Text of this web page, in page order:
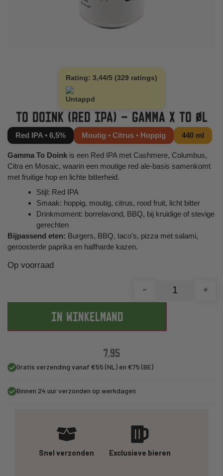
Rating: 3,44/5 (329 ratings)
TO DOINK (RED IPA) – GAMMA X TO ØL
Red IPA • 6,5% Moutig • Citrus • Hoppig 440 ml
Gamma To Doink is een Red IPA met Cashmere, Columbus,
Citra en Mosaic, waarin een moutige red ale-basis samenkomt
met fruitige hop en lichte bitterheid.
Stijl: Red IPA
Smaak: hoppig, moutig, citrus, rood fruit, licht bitter
Drinkmoment: borrelavond, BBQ, bij kruidige of stevige
gerechten
Bijpassend eten: Burgers, BBQ, taco’s, pizza met salami,
geroosterde paprika en halfharde kazen.
Op voorraad
-
+
IN WINKELMAND
7,95
Gratis verzending vanaf €55 (NL) en €75 (BE)
Binnen 24 uur verzonden op werkdagen
Snel verzonden Exclusieve bieren